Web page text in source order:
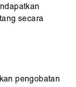
secara
pengobatan